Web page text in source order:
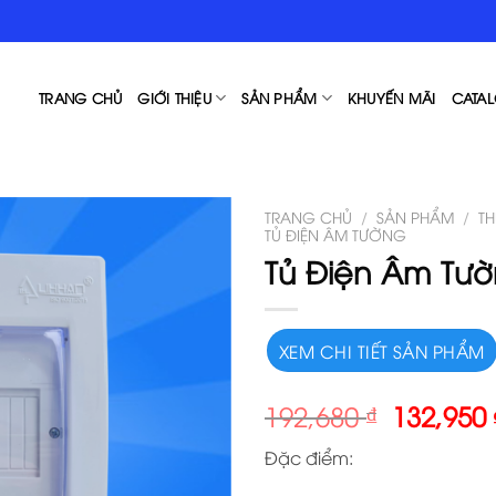
TRANG CHỦ GIỚI THIỆU SẢN PHẨM KHUYẾN MÃI
TRANG CHỦ / SẢN PHẨM /
TỦ ĐIỆN ÂM TƯỜNG
Tủ Điện Âm
XEM CHI TIẾT SẢN PHẨM
192,680₫ 132,950
Đặc điểm: